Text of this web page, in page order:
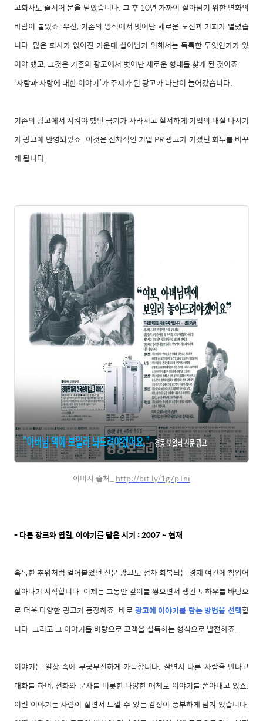
고회사도 줄지어 문을 닫았습니다. 그 후 10년 가까이 살아남기 위한 변화의
바람이 불었죠. 우선, 기존의 방식에서 벗어난 새로운 도전과 기회가 열렸습
니다. 많은 회사가 없어진 가운데 살아남기 위해서는 독특한 무엇인가가 있
어야 했고, 그것은 기존의 광고에서 벗어난 새로운 형태를 찾게 된 것이죠.
‘사람과 사랑에 대한 이야기’가 주제가 된 광고가 나날이 늘어갔습니다.
기존의 광고에서 지켜야 했던 금기가 사라지고 철저하게 기업의 내실 다지기
가 광고에 반영되었죠. 이것은 전체적인 기업 PR 광고가 가졌던 화두를 바꾸
게 됩니다.
이미지 출처_ http://bit.ly/1g7pTni
- 다른 장르와 연결, 이야기를 담은 시기 : 2007 ~ 현재
혹독한 추위처럼 얼어붙었던 신문 광고도 점차 회복되는 경제 여건에 힘입어
살아나기 시작합니다. 이제는 그동안 깊이를 쌓으면서 생긴 노하우를 바탕으
로 더욱 다양한 광고가 등장하죠. 바로광고에 이야기를 담는 방법을 선택합
니다. 그리고 그 이야기를 바탕으로 고객을 설득하는 형식으로 발전하죠.
이야기는 일상 속에 무궁무진하게 가득합니다. 살면서 다른 사람을 만나고
대화를 하며, 전화와 문자를 비롯한 다양한 매체로 이야기를 쏟아내고 있죠.
이런 이야기는 사람이 살면서 느낄 수 있는 감정이 풍부하게 담겨 있습니다.